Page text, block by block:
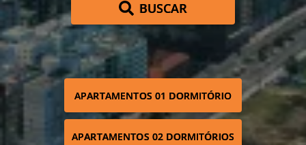
BUSCAR
APARTAMENTOS 01 DORMITÓRIO
APARTAMENTOS 02 DORMITÓRIOS